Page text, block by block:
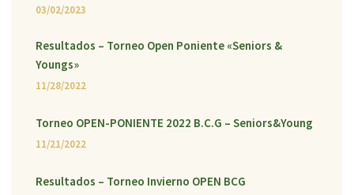
03/02/2023
Resultados – Torneo Open Poniente «Seniors &
Youngs»
11/28/2022
Torneo OPEN-PONIENTE 2022 B.C.G – Seniors&Young
11/21/2022
Resultados – Torneo Invierno OPEN BCG